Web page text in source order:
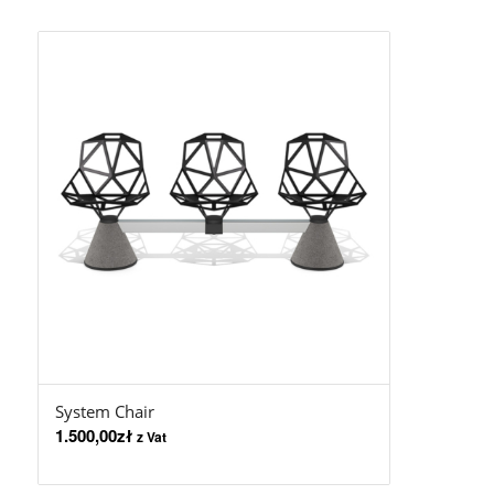
System Chair
1.500,00zł z Vat